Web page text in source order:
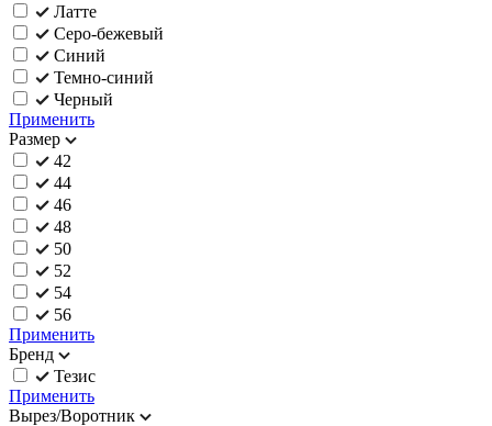
Латте
Серо-бежевый
Синий
Темно-синий
Черный
Применить
Размер
42
44
46
48
50
52
54
56
Применить
Бренд
Тезис
Применить
Вырез/Воротник